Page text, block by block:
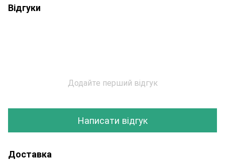
Відгуки
Додайте перший відгук
Написати відгук
Доставка